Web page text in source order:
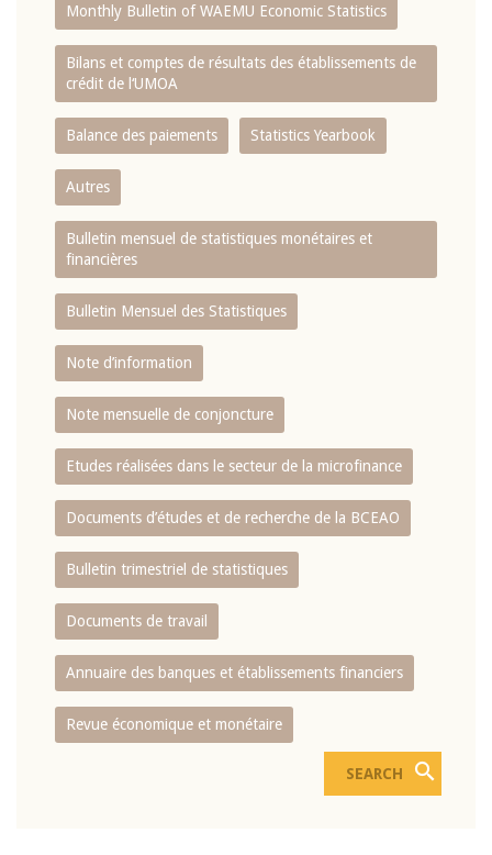
Monthly Bulletin of WAEMU Economic Statistics
Bilans et comptes de résultats des établissements de
crédit de l‘UMOA
Balance des paiements Statistics Yearbook
Autres
Bulletin mensuel de statistiques monétaires et
financières
Bulletin Mensuel des Statistiques
Note d’information
Note mensuelle de conjoncture
Etudes réalisées dans le secteur de la microfinance
Documents d’études et de recherche de la BCEAO
Bulletin trimestriel de statistiques
Documents de travail
Annuaire des banques et établissements financiers
Revue économique et monétaire